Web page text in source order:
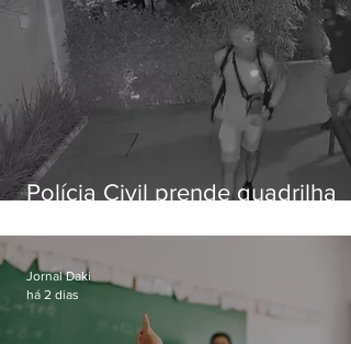
Polícia Civil prende quadrilha
residências de luxo no Rio
Jornal Daki
há 2 dias